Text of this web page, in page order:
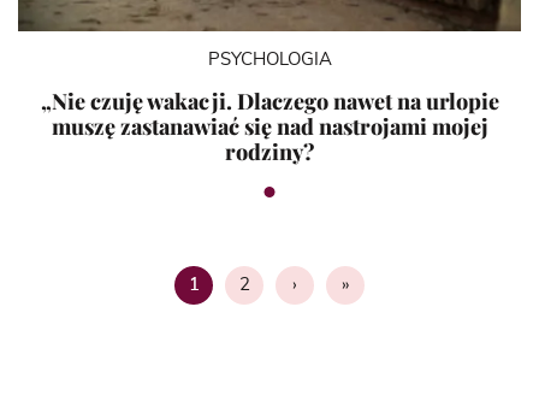
PSYCHOLOGIA
„Nie czuję wakacji. Dlaczego nawet na urlopie
muszę zastanawiać się nad nastrojami mojej
rodziny?
1 Strona
2 › »